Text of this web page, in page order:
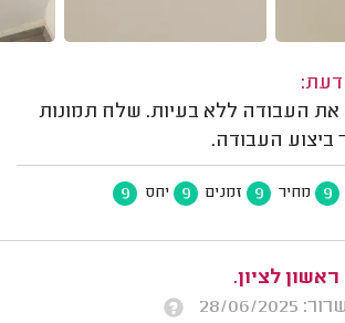
דעת:
את העבודה ללא בעיות. שלח תמונות
ביצוע העבודה.
9 מחיר 9 זמנים 9 יחס 9
28/06/2025